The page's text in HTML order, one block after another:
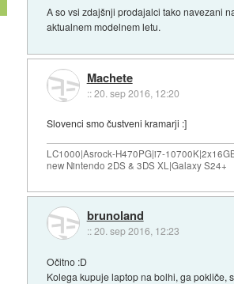
A so vsi zdajšnji prodajalci tako navezani
aktualnem modelnem letu.
Machete
::20. sep 2016, 12:20
Slovenci smo čustveni kramarji :]
LC1000|Asrock-H470PG|i7-
new Nintendo 2DS & 3DS XL|Galaxy S24+
brunoland
::20. sep 2016, 12:23
Očitno :D
Kolega kupuje laptop na bolhi, ga pokliče,